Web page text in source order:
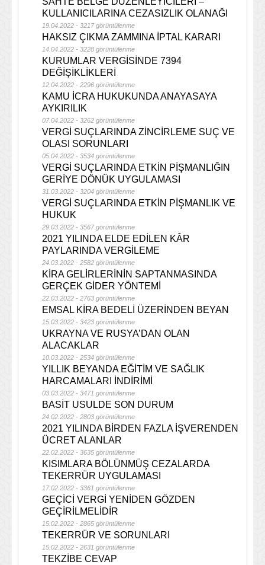
KULLANICILARINA CEZASIZLIK OLANAĞI
19.04.2022 - 3217 görüntülenme
HAKSIZ ÇIKMA ZAMMINA İPTAL KARARI
14.04.2022 - 3228 görüntülenme
KURUMLAR VERGİSİNDE 7394
DEĞİŞİKLİKLERİ
12.04.2022 - 2296 görüntülenme
KAMU İCRA HUKUKUNDA ANAYASAYA
AYKIRILIK
07.04.2022 - 3262 görüntülenme
VERGİ SUÇLARINDA ZİNCİRLEME SUÇ VE
OLASI SORUNLARI
05.04.2022 - 3534 görüntülenme
VERGİ SUÇLARINDA ETKİN PİŞMANLIĞIN
GERİYE DÖNÜK UYGULAMASI
31.03.2022 - 3204 görüntülenme
VERGİ SUÇLARINDA ETKİN PİŞMANLIK VE
HUKUK
29.03.2022 - 3567 görüntülenme
2021 YILINDA ELDE EDİLEN KÂR
PAYLARINDA VERGİLEME
24.03.2022 - 2582 görüntülenme
KİRA GELİRLERİNİN SAPTANMASINDA
GERÇEK GİDER YÖNTEMİ
22.03.2022 - 2763 görüntülenme
EMSAL KİRA BEDELİ ÜZERİNDEN BEYAN
15.03.2022 - 3423 görüntülenme
UKRAYNA VE RUSYA’DAN OLAN
ALACAKLAR
10.03.2022 - 2534 görüntülenme
YILLIK BEYANDA EĞİTİM VE SAĞLIK
HARCAMALARI İNDİRİMİ
03.03.2022 - 3471 görüntülenme
BASİT USULDE SON DURUM
24.02.2022 - 2803 görüntülenme
2021 YILINDA BİRDEN FAZLA İŞVERENDEN
ÜCRET ALANLAR
22.02.2022 - 3635 görüntülenme
KISIMLARA BÖLÜNMÜŞ CEZALARDA
TEKERRÜR UYGULAMASI
17.02.2022 - 3361 görüntülenme
GEÇİCİ VERGİ YENİDEN GÖZDEN
GEÇİRİLMELİDİR
15.02.2022 - 2865 görüntülenme
TEKERRÜR VE SORUNLARI
15.02.2022 - 2631 görüntülenme
TEKZİBE CEVAP